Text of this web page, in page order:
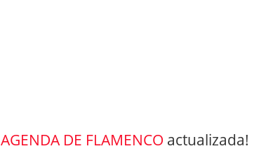
AGENDA DE FLAMENCO actualizada!